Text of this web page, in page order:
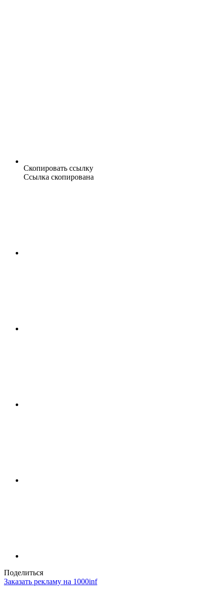
Скопировать ссылку
Ссылка скопирована
Поделиться
Заказать рекламу на 1000inf